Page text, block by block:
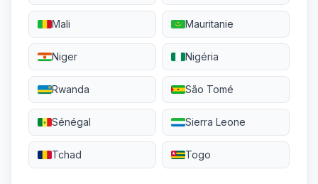
Mali Mauritanie
Niger Nigéria
Rwanda São Tomé
Sénégal Sierra Leone
Tchad Togo